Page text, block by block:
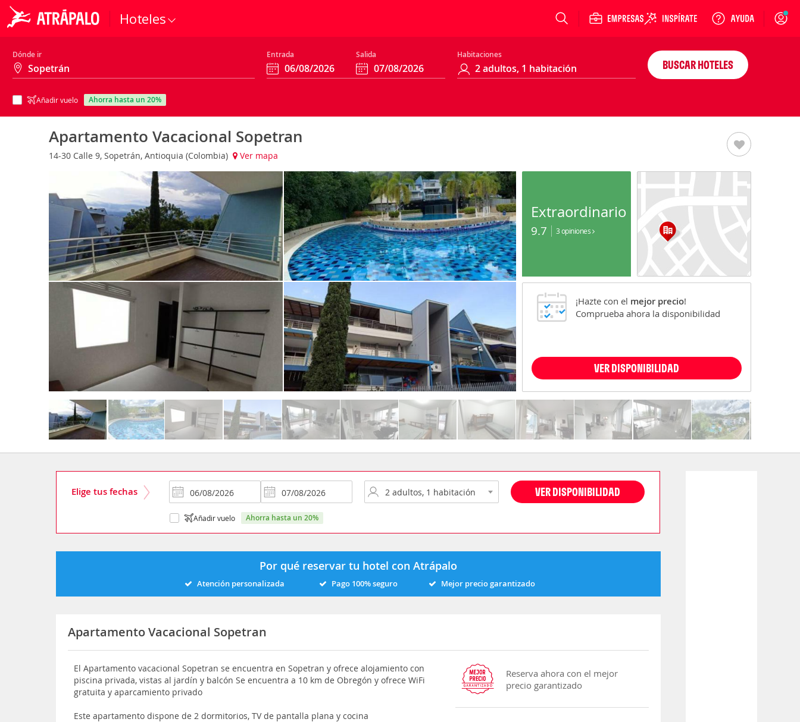
Hoteles Login
Dónde ir Entrada Salida Habitaciones
Añadir vuelo ahorra hasta un 20%
BUSCAR HOTELES
Apartamento Vacacional Sopetran
14-30 Calle 9, Sopetrán, Antioquia (Colombia) Ver mapa
Extraordinario
9.7 3 opiniones
¡Hazte con el mejor precio!
Comprueba ahora la disponibilidad
VER DISPONIBILIDAD
Elige tus fechas VER DISPONIBILIDAD
Añadir vuelo ahorra hasta un 20%
Por qué reservar tu hotel con Atrápalo
Atención personalizada Pago 100% seguro Mejor precio garantizado
Apartamento Vacacional Sopetran
El Apartamento vacacional Sopetran se encuentra en Sopetran y ofrece alojamiento con
piscina privada, vistas al jardín y balcón Se encuentra a 10 km de Obregón y ofrece WiFi
gratuita y aparcamiento privado
Este apartamento dispone de 2 dormitorios, TV de pantalla plana y cocina
Reserva ahora con el mejor
precio garantizado